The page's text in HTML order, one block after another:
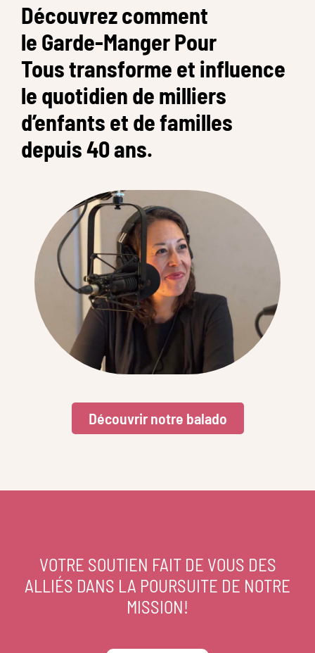
Découvrez comment
le Garde-Manger Pour
Tous transforme et influence
le quotidien de milliers
d’enfants et de familles
depuis 40 ans.
Découvrir notre balado
VOTRE SOUTIEN FAIT DE VOUS DES
ALLIÉS DANS LA POURSUITE DE NOTRE
MISSION!